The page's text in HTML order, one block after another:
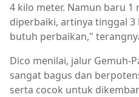
4 kilo meter. Namun baru 1
diperbaiki, artinya tinggal
butuh perbaikan,"
Dico menilai, jalur Gemuh-
sangat bagus dan
serta cocok untuk